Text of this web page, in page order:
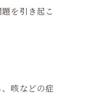
を引き起こ
咳などの症